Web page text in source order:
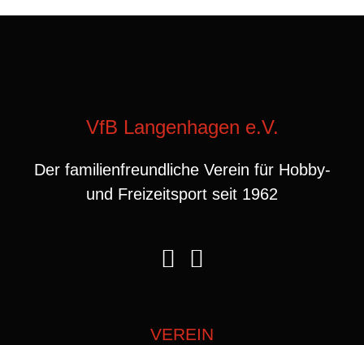
VfB Langenhagen e.V.
Der familienfreundliche Verein für Hobby-
und Freizeitsport seit 1962
VEREIN